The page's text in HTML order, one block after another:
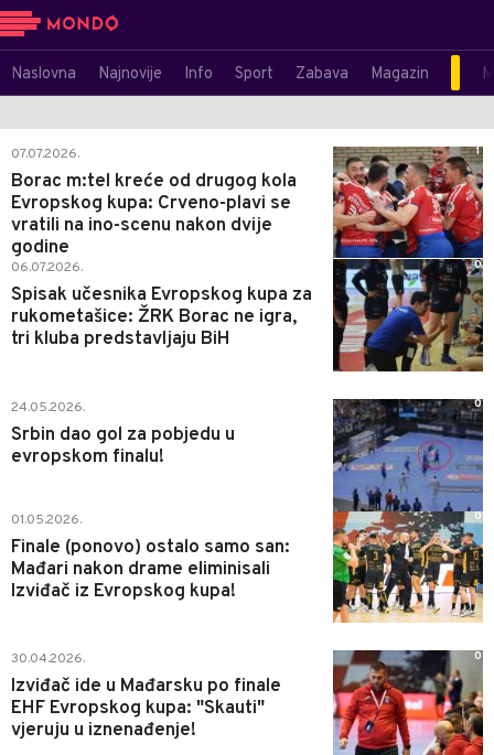
Naslovna Najnovije Info Sport Zabava Magazin
07.07.2026.
Borac m:tel kreće od drugog kola
Evropskog kupa: Crveno-plavi se
vratili na ino-scenu nakon dvije
godine
1
06.07.2026.
Spisak učesnika Evropskog kupa za
rukometašice: ŽRK Borac ne igra,
tri kluba predstavljaju BiH
0
24.05.2026.
Srbin dao gol za pobjedu u
evropskom finalu!
0
01.05.2026.
Finale (ponovo) ostalo samo san:
Mađari nakon drame eliminisali
Izviđač iz Evropskog kupa!
0
30.04.2026.
Izviđač ide u Mađarsku po finale
EHF Evropskog kupa: "Skauti"
vjeruju u iznenađenje!
0